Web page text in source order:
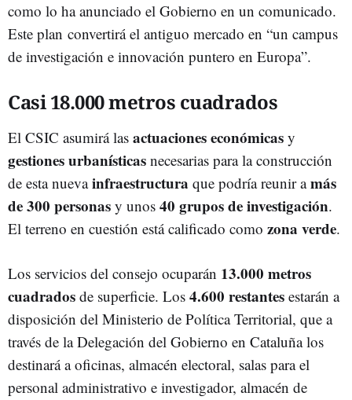
como lo ha anunciado el Gobierno en un comunicado.
Este plan convertirá el antiguo mercado en “un campus
de investigación e innovación puntero en Europa”.
Casi 18.000 metros cuadrados
El CSIC asumirá las actuaciones económicas y
gestiones urbanísticas necesarias para la construcción
de esta nuevainfraestructura que podría reunir amás
de 300 personas y unos 40 grupos de investigación.
El terreno en cuestión está calificado como zona verde.
Los servicios del consejo ocuparán 13.000 metros
cuadrados de superficie. Los 4.600 restantes estarán a
disposición del Ministerio de Política Territorial, que a
través de la Delegación del Gobierno en Cataluña los
destinará a oficinas, almacén electoral, salas para el
personal administrativo e investigador, almacén de